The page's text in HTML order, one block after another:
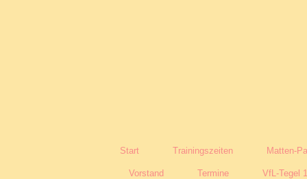
Start Trainingszeiten Matten-
Vorstand Termine
VfL-Tegel